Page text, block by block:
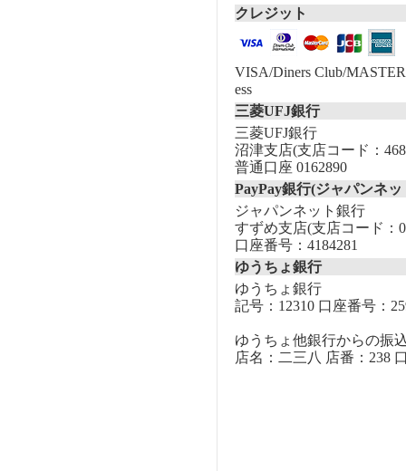
クレジット
VISA/Diners Club/
ess
三菱UFJ銀行
三菱UFJ銀行
沼津支店(支店コード：
普通口座 0162890
PayPay銀行(ジャパンネ
ジャパンネット銀行
すずめ支店(支店コード：
口座番号：4184281
ゆうちょ銀行
ゆうちょ銀行
記号：12310 口座番号：
ゆうちょ他銀行からの振
店名：二三八 店番：238